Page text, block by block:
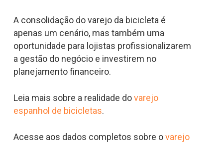
A consolidação do varejo da bicicleta é
apenas um cenário, mas também uma
oportunidade para lojistas profissionalizarem
a gestão do negócio e investirem no
planejamento financeiro.
Leia mais sobre a realidade dovarejo
espanhol de bicicletas.
Acesse aos dados completos sobre ovarejo